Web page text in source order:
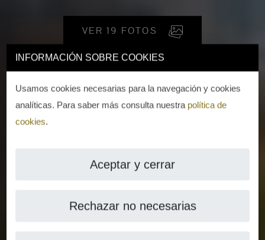
INFORMACIÓN SOBRE COOKIES
Usamos cookies necesarias para la navegación y cookies
analíticas. Para saber más consulta nuestra política de
cookies.
Aceptar y cerrar
Rechazar no necesarias
VER 19 FOTOS